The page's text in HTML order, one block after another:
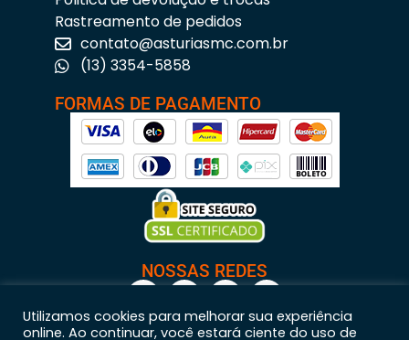
Rastreamento de pedidos
contato@asturiasmc.com.br
(13) 3354-5858
FORMAS DE PAGAMENTO
NOSSAS REDES
Utilizamos cookies para melhorar sua experiência
online. Ao continuar, você estará ciente do uso de